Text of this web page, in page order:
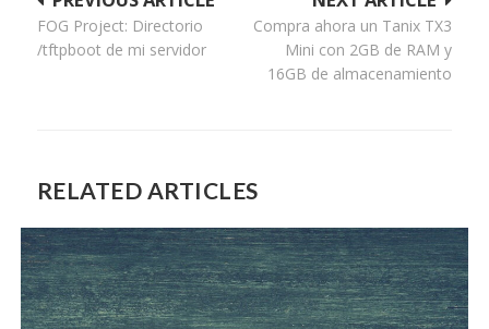
de
Compra ahora un Tanix TX3
Mini con 2GB de RAM y
16GB de almacenamiento
FOG Project: Directorio
/tftpboot de mi servidor
RELATED ARTICLES